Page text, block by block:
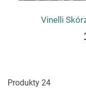
Vinelli
Produkty 24